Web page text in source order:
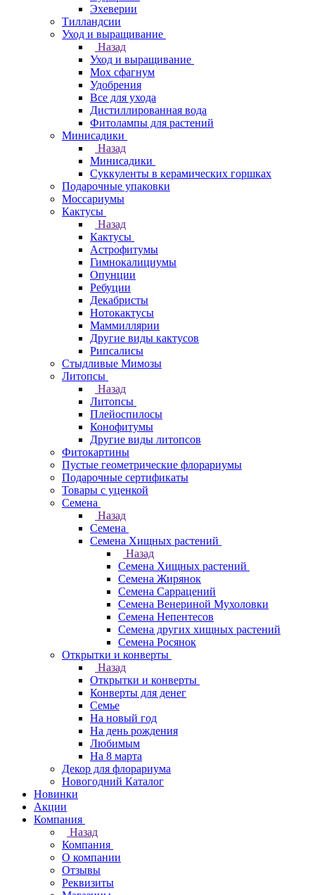
Эхеверии
Тилландсии
Уход и выращивание
Назад
Уход и выращивание
Мох сфагнум
Удобрения
Все для ухода
Дистиллированная вода
Фитолампы для растений
Минисадики
Назад
Минисадики
Суккуленты в керамических горшках
Подарочные упаковки
Моссариумы
Кактусы
Назад
Кактусы
Астрофитумы
Гимнокалициумы
Опунции
Ребуции
Декабристы
Нотокактусы
Маммиллярии
Другие виды кактусов
Рипсалисы
Стыдливые Мимозы
Литопсы
Назад
Литопсы
Плейоспилосы
Конофитумы
Другие виды литопсов
Фитокартины
Пустые геометрические флорариумы
Подарочные сертификаты
Товары с уценкой
Семена
Назад
Семена
Семена Хищных растений
Назад
Семена Хищных растений
Семена Жирянок
Семена Саррацений
Семена Венериной Мухоловки
Семена Непентесов
Семена других хищных растений
Семена Росянок
Открытки и конверты
Назад
Открытки и конверты
Конверты для денег
Семье
На новый год
На день рождения
Любимым
На 8 марта
Декор для флорариума
Новогодний Каталог
Новинки
Акции
Компания
Назад
Компания
О компании
Отзывы
Реквизиты